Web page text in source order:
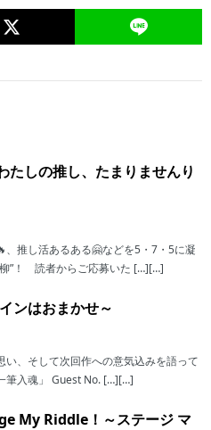
たしの推し、たまりませんり
、推し活あるある🤗などを5・7・5に凝
柳”！ 読者からご応募いた […][…]
ンはおまかせ～
い、そして次回作への意気込みを語って
筆入魂」 Guest No. […][…]
My Riddle！～ステージ マ